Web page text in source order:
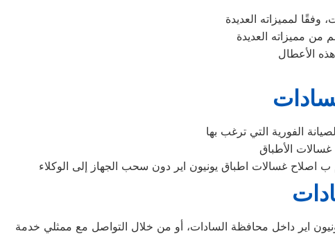
اير داخل محافظة السادات، أو من خلال التواصل مع ممثلي خدمة